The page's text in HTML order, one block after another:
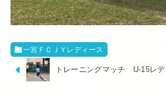
一宮ＦＣＪＹレディース
トレーニングマッチ U-15レ